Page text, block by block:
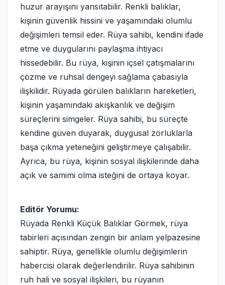
huzur arayışını yansıtabilir. Renkli balıklar,
kişinin güvenlik hissini ve yaşamındaki olumlu
değişimleri temsil eder. Rüya sahibi, kendini ifade
etme ve duygularını paylaşma ihtiyacı
hissedebilir. Bu rüya, kişinin içsel çatışmalarını
çözme ve ruhsal dengeyi sağlama çabasıyla
ilişkilidir. Rüyada görülen balıkların hareketleri,
kişinin yaşamındaki akışkanlık ve değişim
süreçlerini simgeler. Rüya sahibi, bu süreçte
kendine güven duyarak, duygusal zorluklarla
başa çıkma yeteneğini geliştirmeye çalışabilir.
Ayrıca, bu rüya, kişinin sosyal ilişkilerinde daha
açık ve samimi olma isteğini de ortaya koyar.
Editör Yorumu:
Rüyada Renkli Küçük Balıklar Görmek, rüya
tabirleri açısından zengin bir anlam yelpazesine
sahiptir. Rüya, genellikle olumlu değişimlerin
habercisi olarak değerlendirilir. Rüya sahibinin
ruh hali ve sosyal ilişkileri, bu rüyanın